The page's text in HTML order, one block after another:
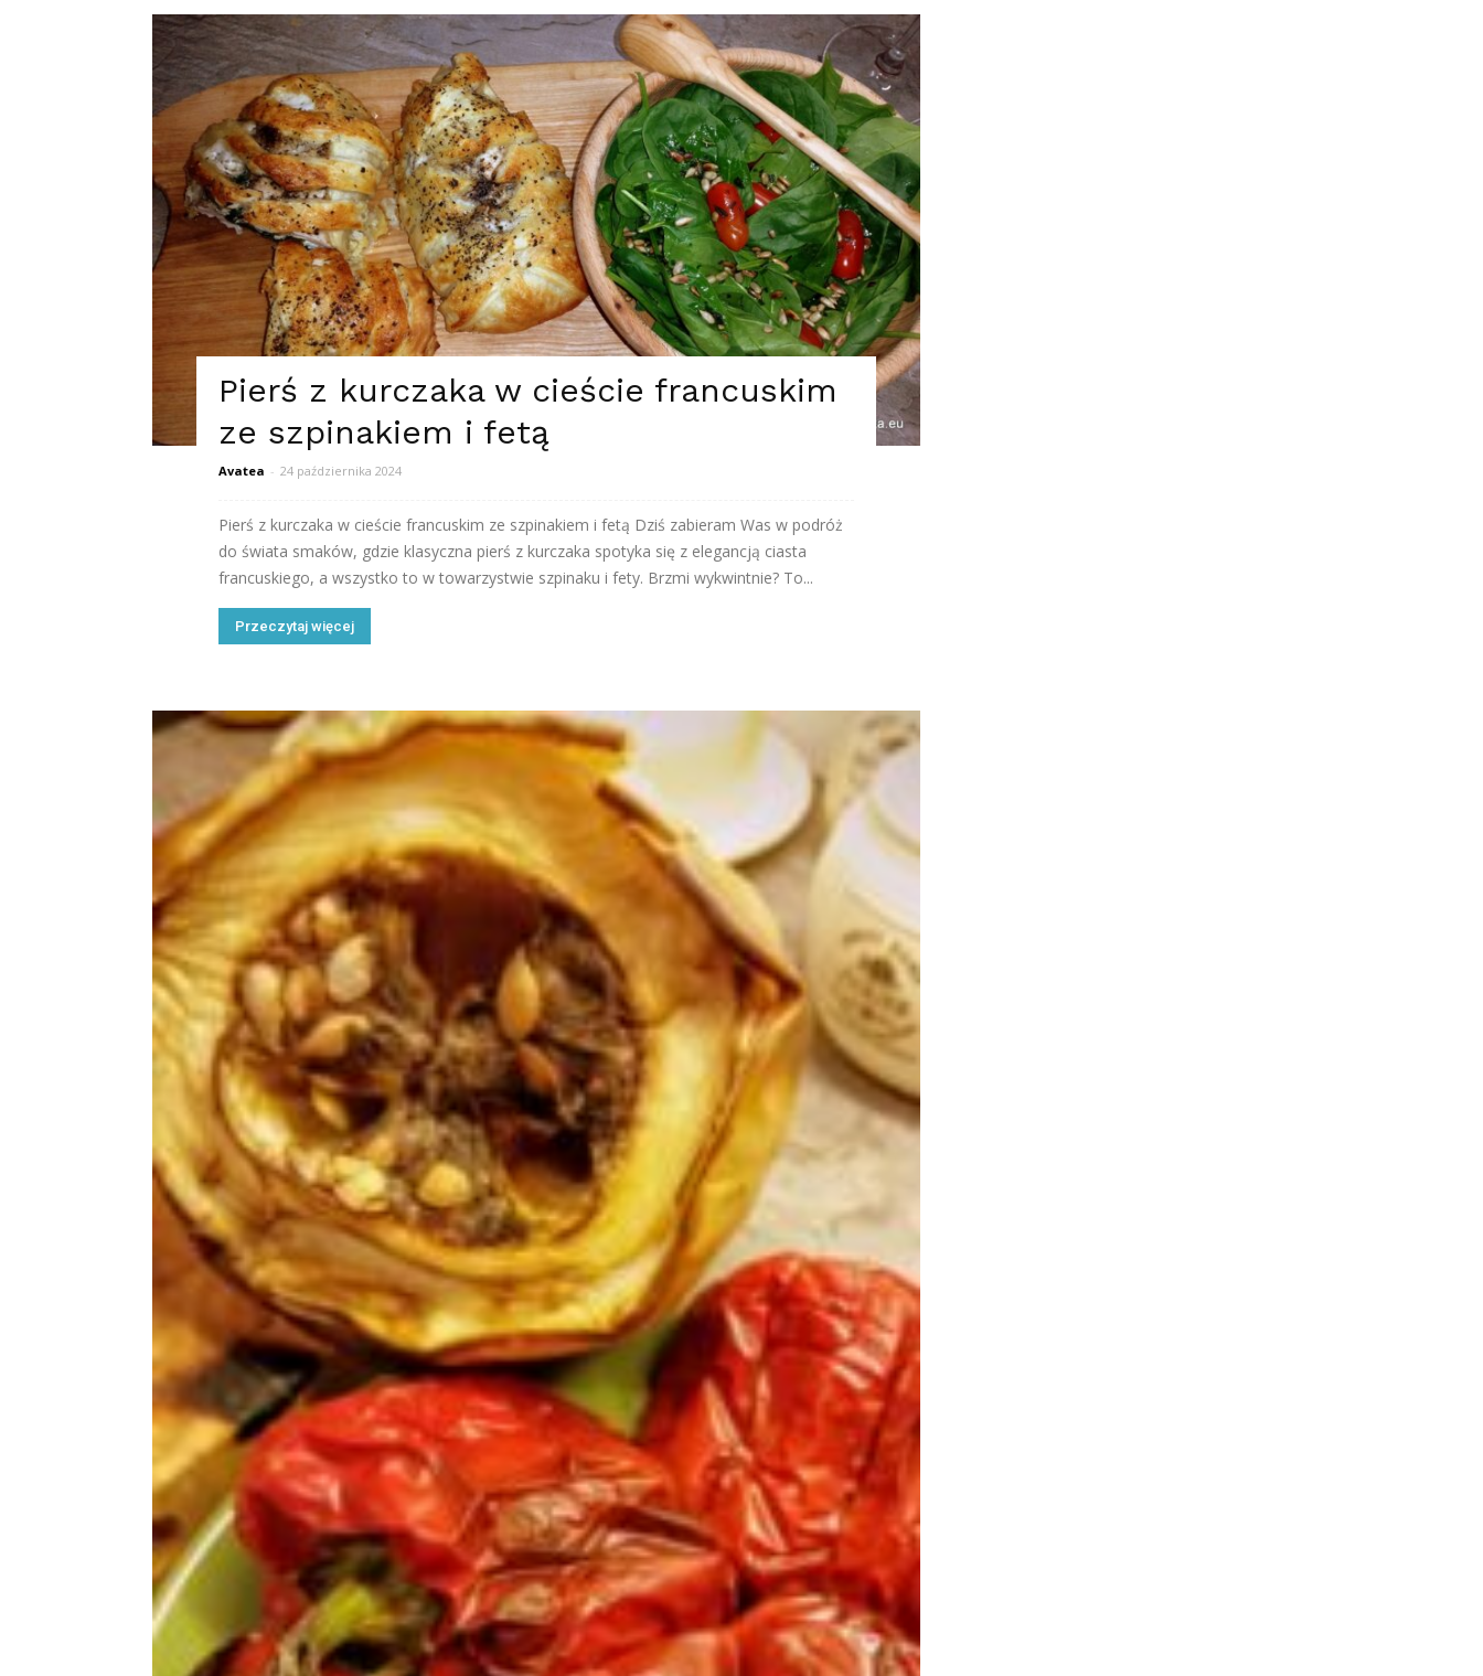
Pierś z kurczaka w cieście francuskim
ze szpinakiem i fetą
Avatea - 24 października 2024
Pierś z kurczaka w cieście francuskim ze szpinakiem i fetą Dziś zabieram Was w podróż
do świata smaków, gdzie klasyczna pierś z kurczaka spotyka się z elegancją ciasta
francuskiego, a wszystko to w towarzystwie szpinaku i fety. Brzmi wykwintnie? To...
Przeczytaj więcej